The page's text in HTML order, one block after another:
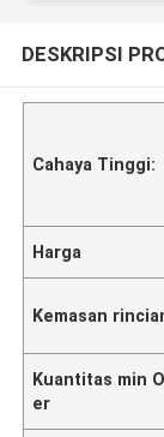
DESKRIPSI
Cahaya Tinggi:
Harga
Kemasan
Kuantitas min
er